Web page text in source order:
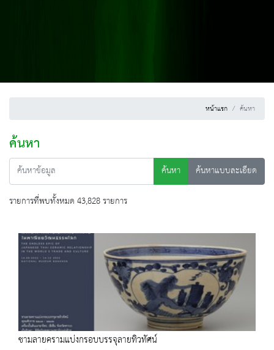
หน้าแรก ค้นหา
ค้นหา
ค้นหา
ค้นหาแบบละเอียด
รายการที่พบทั้งหมด 43,828 รายการ
ชามลายครามแบ่งกรอบบรรจุลายทิวทัศน์